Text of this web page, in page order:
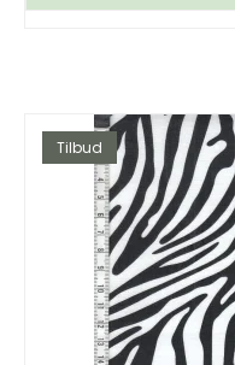
Tilbud